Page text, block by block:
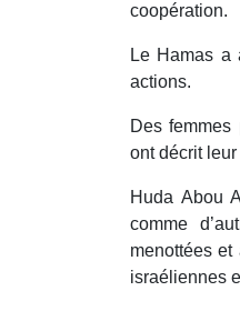
coopération.
Le Hamas a
actions.
Des
ont décrit
Huda Abou
comme
menottées
israéliennes